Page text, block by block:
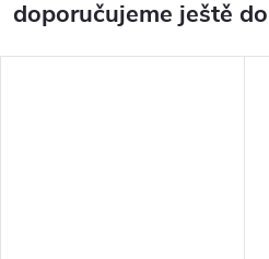
doporučujeme ještě